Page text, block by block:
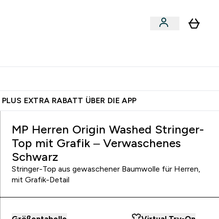
EXTRA RABATT ÜBER DIE APP
MP Herren Origin Washed Stringer-
Top mit Grafik – Verwaschenes
Schwarz
Stringer-Top aus gewaschener Baumwolle für Herren,
mit Grafik-Detail